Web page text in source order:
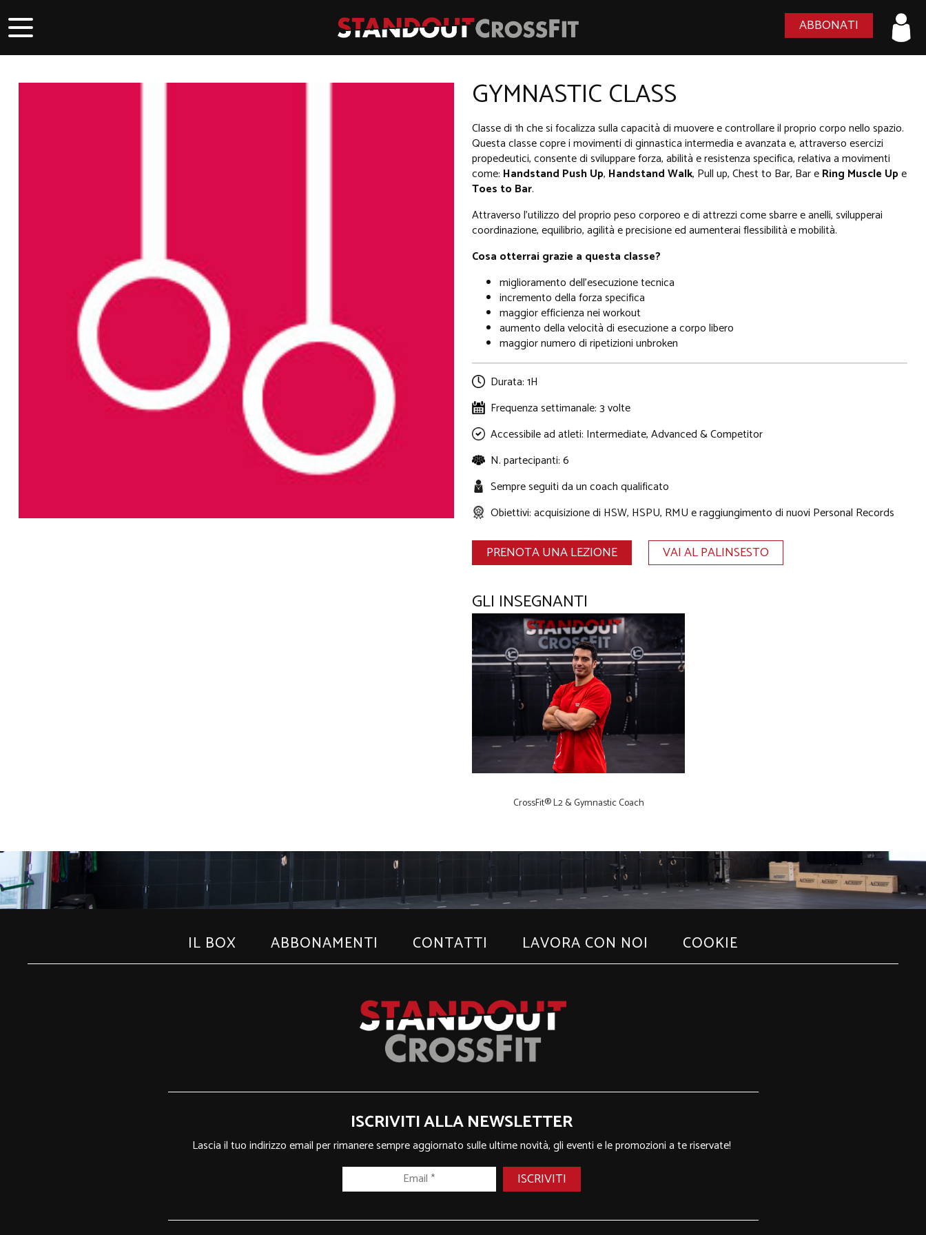
GYMNASTIC CLASS
Classe di 1h che si focalizza sulla capacità di muovere e controllare il proprio corpo nello spazio.
Questa classe copre i movimenti di ginnastica intermedia e avanzata e, attraverso esercizi
propedeutici, consente di sviluppare forza, abilità e resistenza specifica, relativa a movimenti
come: Handstand Push Up, Handstand Walk, Pull up, Chest to Bar, Bar eRing Muscle Upe
Toes to Bar.
Attraverso l'utilizzo del proprio peso corporeo e di attrezzi come sbarre e anelli, svilupperai
coordinazione, equilibrio, agilità e precisione ed aumenterai flessibilità e mobilità.
Cosa otterrai grazie a questa classe?
miglioramento dell'esecuzione tecnica
incremento della forza specifica
maggior efficienza nei workout
aumento della velocità di esecuzione a corpo libero
maggior numero di ripetizioni unbroken
Durata: 1H
Frequenza settimanale: 3 volte
Accessibile ad atleti: Intermediate, Advanced & Competitor
N. partecipanti: 6
Sempre seguiti da un coach qualificato
​ Obiettivi: acquisizione di HSW, HSPU, RMU e raggiungimento di nuovi Personal Records
PRENOTA UNA LEZIONE VAI AL PALINSESTO
GLI INSEGNANTI
CrossFit® L2 & Gymnastic Coach
IL BOX ABBONAMENTI CONTATTI LAVORA CON NOI COOKIE
ISCRIVITI ALLA NEWSLETTER
Lascia il tuo indirizzo email per rimanere sempre aggiornato sulle ultime novità, gli eventi e le promozioni a te riservate!
ABBONATI